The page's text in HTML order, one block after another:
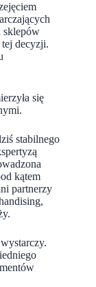
sklepów
decyzji.
się
stabilnego
kątem
partnerzy